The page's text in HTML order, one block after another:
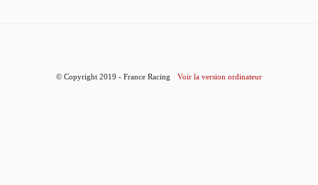
© Copyright 2019 - France Racing Voir la version ordinateur